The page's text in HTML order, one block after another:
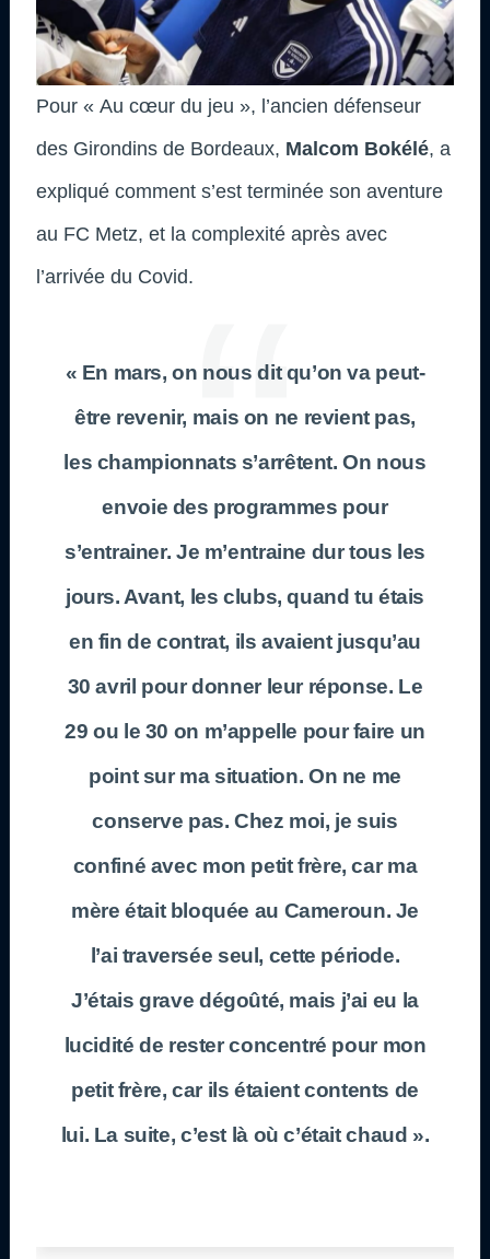
Pour « Au cœur du jeu », l’ancien défenseur
des Girondins de Bordeaux, Malcom Bokélé, a
expliqué comment s’est terminée son aventure
au FC Metz, et la complexité après avec
l’arrivée du Covid.
« En mars, on nous dit qu’on va peut-
être revenir, mais on ne revient pas,
les championnats s’arrêtent. On nous
envoie des programmes pour
s’entrainer. Je m’entraine dur tous les
jours. Avant, les clubs, quand tu étais
en fin de contrat, ils avaient jusqu’au
30 avril pour donner leur réponse. Le
29 ou le 30 on m’appelle pour faire un
point sur ma situation. On ne me
conserve pas. Chez moi, je suis
confiné avec mon petit frère, car ma
mère était bloquée au Cameroun. Je
l’ai traversée seul, cette période.
J’étais grave dégoûté, mais j’ai eu la
lucidité de rester concentré pour mon
petit frère, car ils étaient contents de
lui. La suite, c’est là où c’était chaud ».